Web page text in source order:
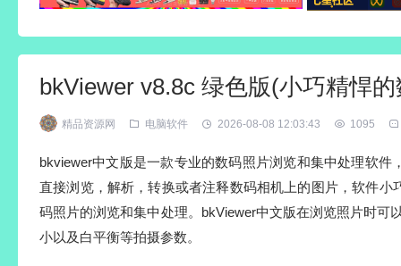
bkViewer v8.8c 绿色版(小巧精悍
精品资源网 电脑软件 2026-08-08 12:03:43 1095
bkviewer中文版是一款专业的数码照片浏览和集中处理软件
直接浏览，解析，转换或者注释数码相机上的图片，软件小
码照片的浏览和集中处理。bkViewer中文版在浏览照片时可
小以及白平衡等拍摄参数。